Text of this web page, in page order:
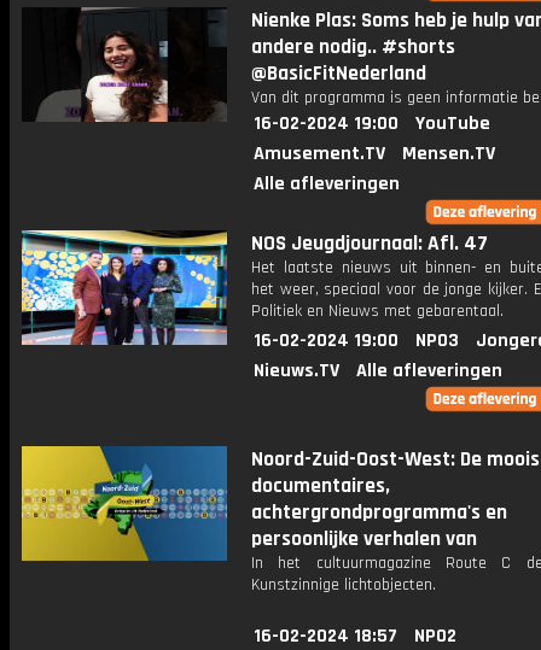
Nienke Plas: Soms heb je hulp
andere nodig.. #shorts
@BasicFitNederland
Van dit programma is geen informatie
16-02-2024 19:00
YouTube
Amusement.TV
Mensen.TV
Alle afleveringen
NOS Jeugdjournaal: Afl. 47
Het laatste nieuws uit binnen- en
het weer, speciaal voor de jonge kijker.
Politiek en Nieuws met gebarentaal.
16-02-2024 19:00 NPO3
Nieuws.TV
Alle afleveringen
Noord-Zuid-Oost-West: De
documentaires,
achtergrondprogramma's en
persoonlijke verhalen van
In het cultuurmagazine Route C
Kunstzinnige lichtobjecten.
16-02-2024 18:57
NPO2